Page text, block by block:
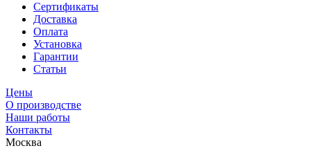
Сертификаты
Доставка
Оплата
Установка
Гарантии
Статьи
Цены
О производстве
Наши работы
Контакты
Москва